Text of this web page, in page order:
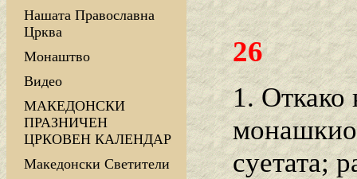
Нашата Православна
Црква
Монаштво
Видео
МАКЕДОНСКИ
ПРАЗНИЧЕН
ЦРКОВЕН КАЛЕНДАР
Македонски Светители
26
1. Откако
суетата;